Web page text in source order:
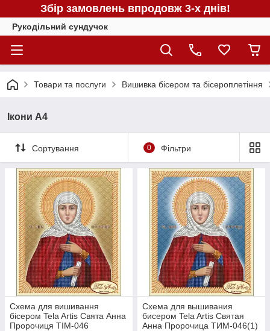
Збір замовлень впродовж 3-х днів!
Рукодільний сундучок
Товари та послуги Вишивка бісером та бісероплетіння
Ікони А4
Сортування 0 Фільтри
Схема для вишивання
бісером Tela Artis Свята Анна
Пророчиця ТІМ-046
Схема для вышивания
бисером Tela Artis Святая
Анна Пророчица ТИМ-046(1)